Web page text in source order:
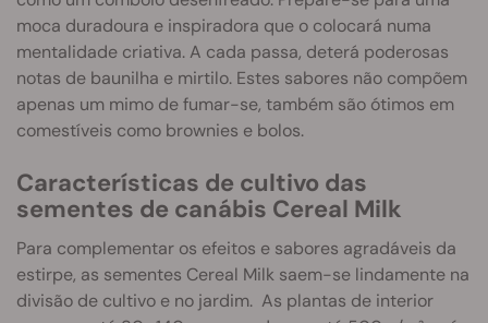
moca duradoura e inspiradora que o colocará numa
mentalidade criativa. A cada passa, deterá poderosas
notas de baunilha e mirtilo. Estes sabores não compõem
apenas um mimo de fumar-se, também são ótimos em
comestíveis como brownies e bolos.
Características de cultivo das
sementes de canábis Cereal Milk
Para complementar os efeitos e sabores agradáveis da
estirpe, as sementes Cereal Milk saem-se lindamente na
divisão de cultivo e no jardim. As plantas de interior